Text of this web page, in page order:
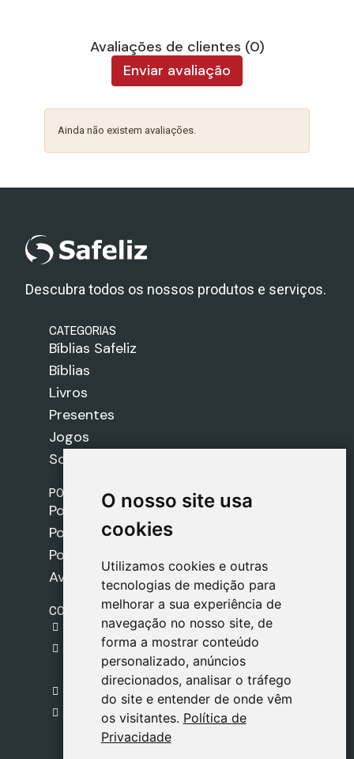
O nosso site usa
cookies
Utilizamos cookies e outras
tecnologias de medição para
melhorar a sua experiência de
navegação no nosso site, de
forma a mostrar conteúdo
personalizado, anúncios
direcionados, analisar o tráfego
do site e entender de onde vêm
os visitantes. Política de
Privacidade
O nosso site usa
cookies
Utilizamos cookies e outras
tecnologias de medição para
melhorar a sua experiência de
navegação no nosso site, de
forma a mostrar conteúdo
personalizado, anúncios
direcionados, analisar o tráfego
do site e entender de onde vêm
os visitantes. Política de
Privacidade
Avaliações de clientes (0)
Enviar avaliação
Ainda não existem avaliações.
Descubra todos os nossos produtos e serviços.
CATEGORIAS
Bíblias Safeliz
Bíblias
Livros
Presentes
Jogos
Sobre nós
POLÍTICAS
Política de Envios
Política de Cookies
Política de Privacidade
Aviso Legal
CONTACTO
gestion@safeliz.com
C. del Pradillo, 6, 28770 Colmenar Viejo,
Madrid
+34 918 459 877
Segunda a Sexta
09:00 - 13:00